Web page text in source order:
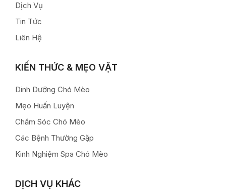
Dịch Vụ
Tin Tức
Liên Hệ
KIẾN THỨC & MẸO VẶT
Dinh Dưỡng Chó Mèo
Mẹo Huấn Luyện
Chăm Sóc Chó Mèo
Các Bệnh Thường Gặp
Kinh Nghiệm Spa Chó Mèo
DỊCH VỤ KHÁC